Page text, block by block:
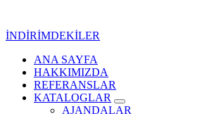
İNDİRİMDEKİLER
Kurumsal Promosyon-Hediyelik
ANA SAYFA
HAKKIMIZDA
REFERANSLAR
KATALOGLAR
AJANDALAR